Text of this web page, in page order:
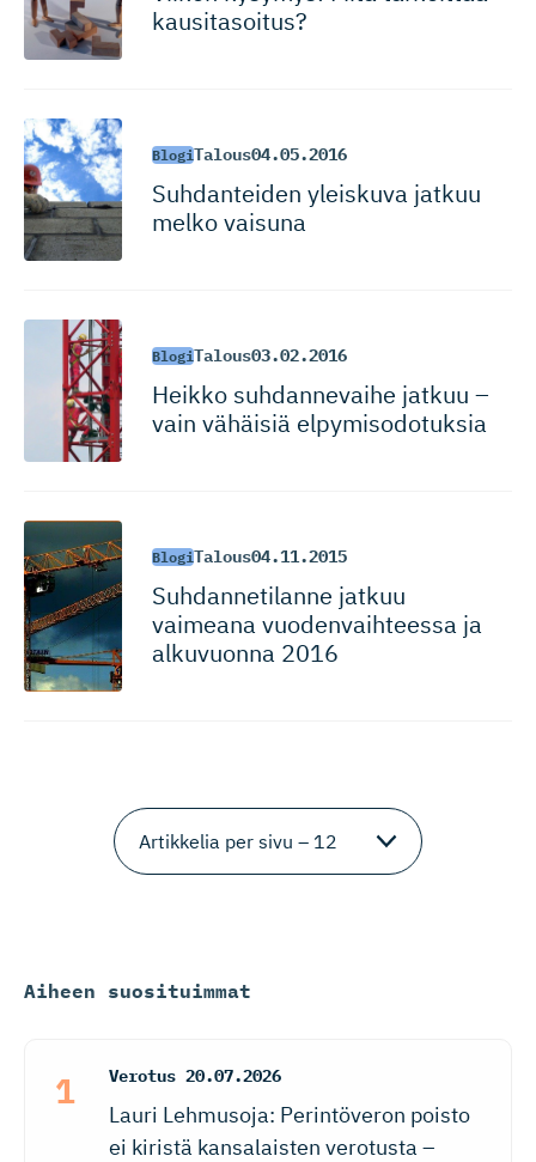
kausitasoitus?
BlogiTalous04.05.2016
Suhdanteiden yleiskuva jatkuu
melko vaisuna
BlogiTalous03.02.2016
Heikko suhdannevaihe jatkuu –
vain vähäisiä elpymisodotuksia
BlogiTalous04.11.2015
Suhdannetilanne jatkuu
vaimeana vuodenvaih­teessa ja
alkuvuonna 2016
Aiheen suosituimmat
Verotus 20.07.2026
Lauri Lehmusoja: Perintöveron poisto
ei kiristä kansalaisten verotusta –